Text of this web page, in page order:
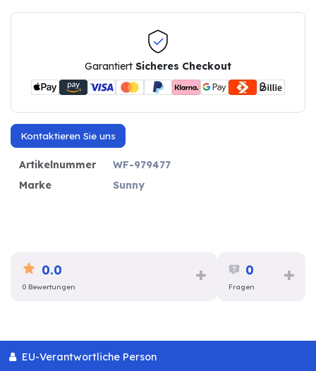
Garantiert Sicheres Checkout
Kontaktieren Sie uns
Artikelnummer
WF-979477
Marke
Sunny
0.0
0 Bewertungen
0
Fragen
EU-Verantwortliche Person